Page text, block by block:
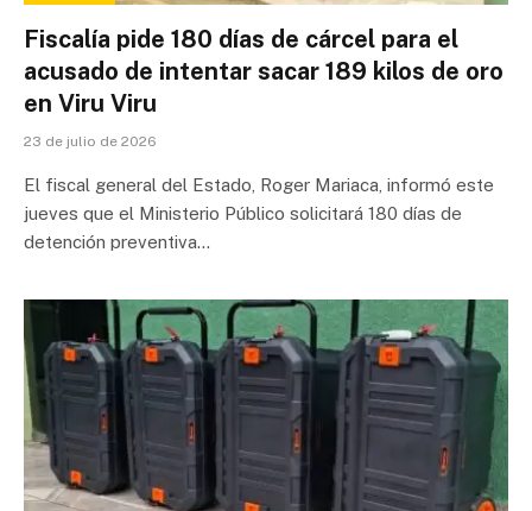
Fiscalía pide 180 días de cárcel para el
acusado de intentar sacar 189 kilos de oro
en Viru Viru
23 de julio de 2026
El fiscal general del Estado, Roger Mariaca, informó este
jueves que el Ministerio Público solicitará 180 días de
detención preventiva…